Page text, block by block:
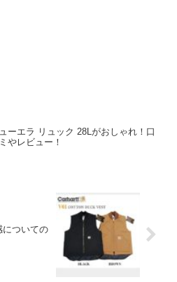
ーエラ リュック 28Lがおしゃれ！口
やレビュー！
についての